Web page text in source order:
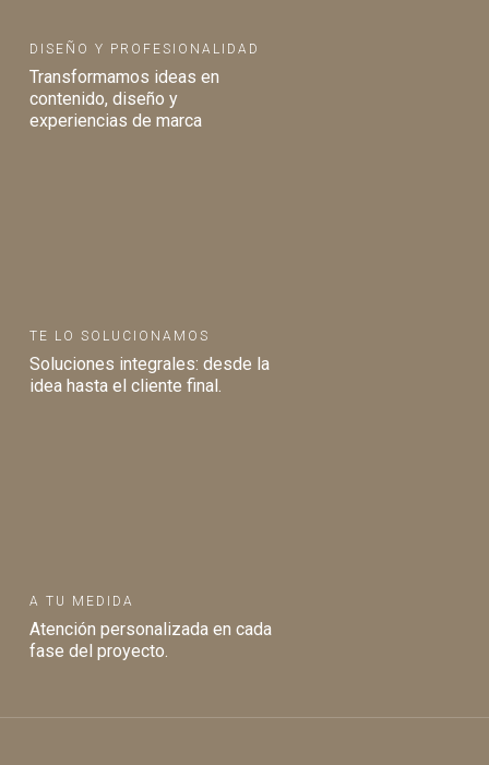
DISEÑO Y PROFESIONALIDAD
Transformamos ideas en
contenido, diseño y
experiencias de marca
TE LO SOLUCIONAMOS
Soluciones integrales: desde la
idea hasta el cliente final.
A TU MEDIDA
Atención personalizada en cada
fase del proyecto.